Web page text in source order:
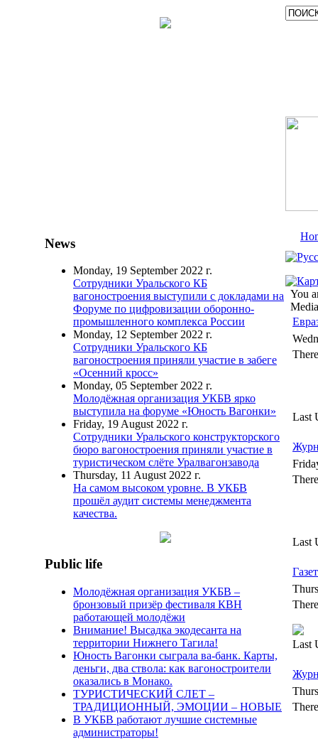
News
Monday, 19 September 2022 г.
Сотрудники Уральского КБ
вагоностроения выступили с докладами на
Форуме по цифровизации оборонно-
промышленного комплекса России
Monday, 12 September 2022 г.
Сотрудники Уральского КБ
вагоностроения приняли участие в забеге
«Осенний кросс»
Monday, 05 September 2022 г.
Молодёжная организация УКБВ ярко
выступила на форуме «Юность Вагонки»
Friday, 19 August 2022 г.
Сотрудники Уральского конструкторского
бюро вагоностроения приняли участие в
туристическом слёте Уралвагонзавода
Thursday, 11 August 2022 г.
На самом высоком уровне. В УКБВ
прошёл аудит системы менеджмента
качества.
Public life
Молодёжная организация УКБВ –
бронзовый призёр фестиваля КВН
работающей молодёжи
Внимание! Высадка экодесанта на
территории Нижнего Тагила!
Юность Вагонки сыграла ва-банк. Карты,
деньги, два ствола: как вагоностроители
оказались в Монако.
ТУРИСТИЧЕСКИЙ СЛЕТ –
ТРАДИЦИОННЫЙ, ЭМОЦИИ – НОВЫЕ
В УКБВ работают лучшие системные
администраторы!
You
Media
Last
Last
Last